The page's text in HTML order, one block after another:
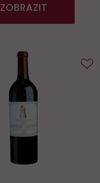
ZOBRAZIT